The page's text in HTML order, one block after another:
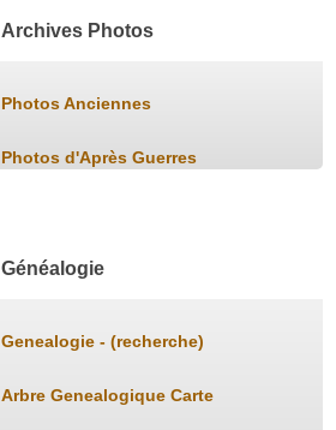
Archives Photos
Photos Anciennes
Photos d'Après Guerres
Généalogie
Genealogie - (recherche)
Arbre Genealogique Carte